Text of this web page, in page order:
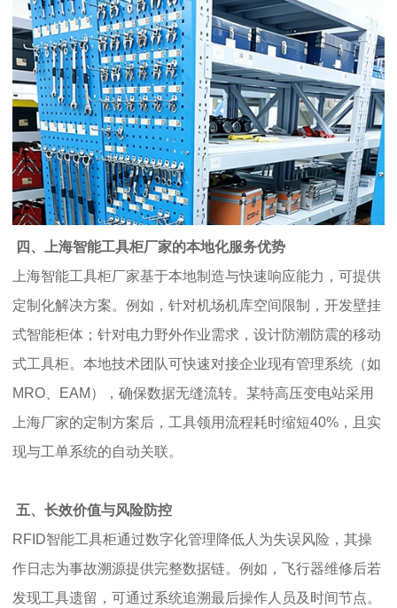
四、上海智能工具柜厂家的本地化服务优势
上海智能工具柜厂家基于本地制造与快速响应能力，可提供
定制化解决方案。例如，针对机场机库空间限制，开发壁挂
式智能柜体；针对电力野外作业需求，设计防潮防震的移动
式工具柜。本地技术团队可快速对接企业现有管理系统（如
MRO、EAM），确保数据无缝流转。某特高压变电站采用
上海厂家的定制方案后，工具领用流程耗时缩短40%，且实
现与工单系统的自动关联。
五、长效价值与风险防控
RFID智能工具柜通过数字化管理降低人为失误风险，其操
作日志为事故溯源提供完整数据链。例如，飞行器维修后若
发现工具遗留，可通过系统追溯最后操作人员及时间节点。